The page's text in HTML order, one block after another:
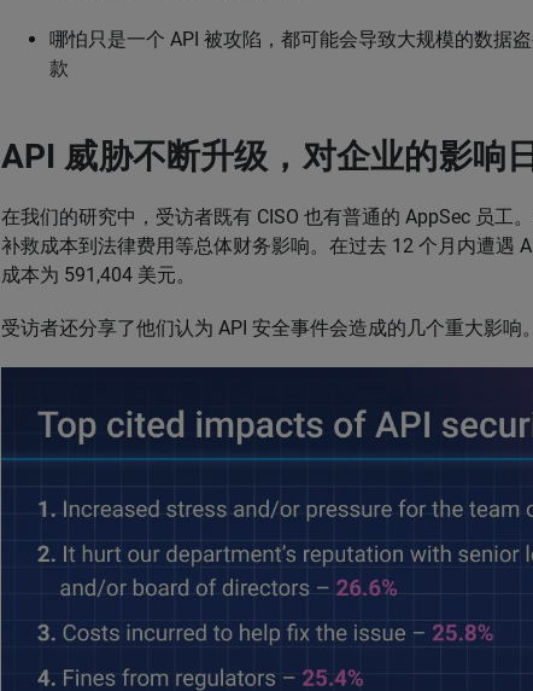
哪怕只是一个 API 被攻陷，都可能会导致大规模的数据
款
API 威胁不断升级，对企业的影响
在我们的研究中，受访者既有 CISO 也有普通的 AppSec 员工
补救成本到法律费用等总体财务影响。在过去 12 个月内遭遇
成本为 591,404 美元。
受访者还分享了他们认为 API 安全事件会造成的几个重大影响。